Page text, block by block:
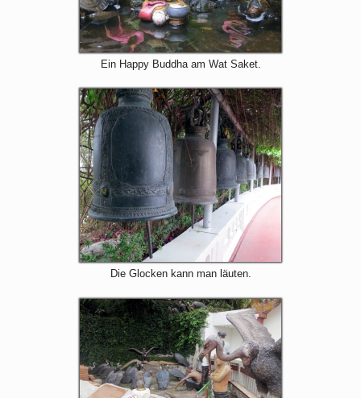
Ein Happy Buddha am Wat Saket.
Die Glocken kann man läuten.